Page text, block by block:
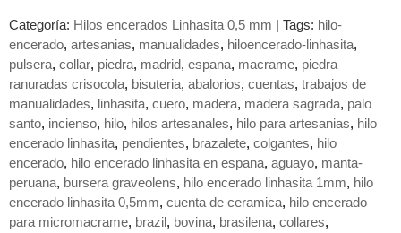
Categoría: Hilos encerados Linhasita 0,5 mm | Tags: hilo-
encerado artesanias manualidades hiloencerado-linhasita
pulsera collar piedra madrid espana macrame piedra
ranuradas crisocola bisuteria abalorios cuentas trabajos de
manualidades linhasita cuero madera madera sagrada palo
santo incienso hilo hilos artesanales hilo para artesanias hilo
encerado linhasita pendientes brazalete colgantes hilo
encerado hilo encerado linhasita en espana aguayo manta-
peruana bursera graveolens hilo encerado linhasita 1mm hilo
encerado linhasita 0,5mm cuenta de ceramica hilo encerado
para micromacrame brazil bovina brasilena collares